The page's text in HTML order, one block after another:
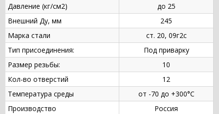
Давление (кг/см2)
до 25
Внешний Ду, мм
245
Марка стали
ст. 20, 09г2с
Тип присоединения:
Под приварку
Размер резьбы:
10
Кол-во отверстий
12
Температура среды
от -70 до +300°С
Производство
Россия